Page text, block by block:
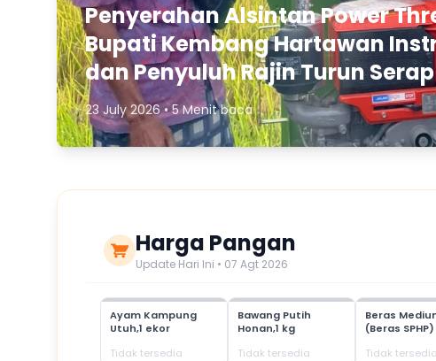
Penyerahan Alsintan Power
Bupati Kembang Hartawan
dan Penyuluh Rajin Turun
23 July 2026 • 5 Menit baca
Harga Pangan
Update Hari Ini • 07 Agt 2026
Ayam Kampung
Utuh,1 ekor
Tidak tersedia
Bawang Putih
Honan,1 kg
Tidak tersedia
Beras
(Beras SPHP)
Tidak tersedia